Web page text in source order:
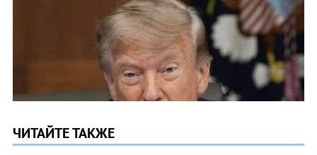
ЧИТАЙТЕ ТАКЖЕ